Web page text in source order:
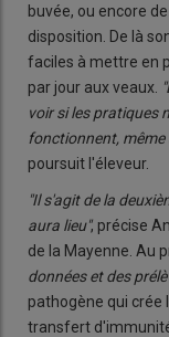
buvée, ou encore
disposition. De là
faciles à mettre en
par jour aux veaux.
voir si les pratiques
fonctionnent, même
poursuit l'éleveur.
"Il s'agit de la
aura lieu", précise
de la Mayenne. Au
données et des
pathogène qui crée
transfert